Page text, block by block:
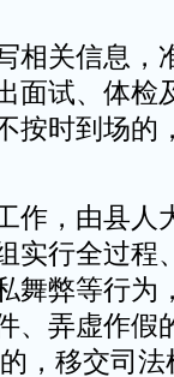
相关信息
面试、体检
按时到场的
作，由县
实行全过程
舞弊等行为
、弄虚作假
，移交司法